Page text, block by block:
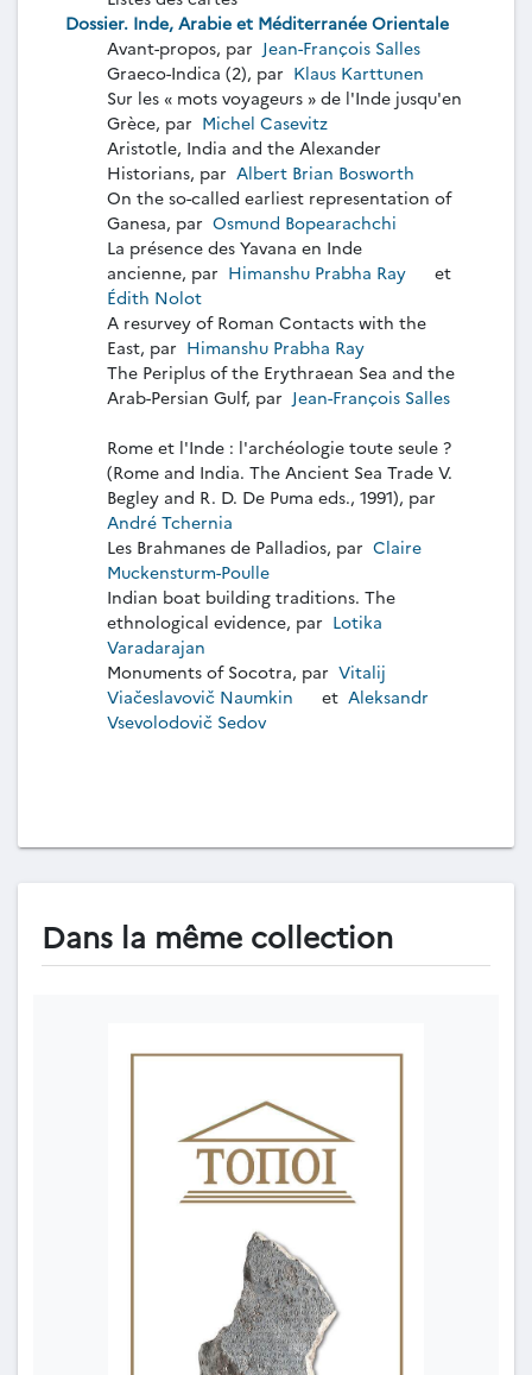
Dossier. Inde, Arabie et Méditerranée Orientale
Avant-propos, par Jean-François Salles
Graeco-Indica (2), par Klaus Karttunen
Sur les « mots voyageurs » de l'Inde jusqu'en
Grèce, par Michel Casevitz
Aristotle, India and the Alexander
Historians, par Albert Brian Bosworth
On the so-called earliest representation of
Ganesa, par Osmund Bopearachchi
La présence des Yavana en Inde
ancienne, par Himanshu Prabha Ray
et
Édith Nolot
A resurvey of Roman Contacts with the
East, par Himanshu Prabha Ray
The Periplus of the Erythraean Sea and the
Arab-Persian Gulf, par Jean-François Salles
Rome et l'Inde : l'archéologie toute seule ?
(Rome and India. The Ancient Sea Trade V.
Begley and R. D. De Puma eds., 1991), par
André Tchernia
Les Brahmanes de Palladios, par Claire
Muckensturm-Poulle
Indian boat building traditions. The
ethnological evidence, par Lotika
Varadarajan
Monuments of Socotra, par Vitalij
Viačeslavovič Naumkin
et Aleksandr
Vsevolodovič Sedov
Dans la même collection